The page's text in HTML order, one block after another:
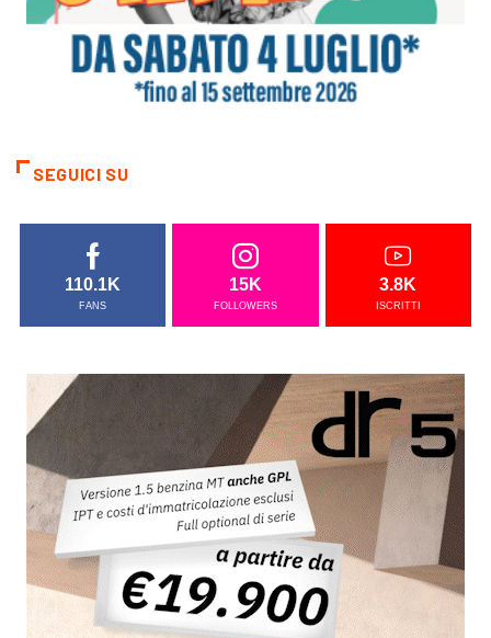
SEGUICI SU
110.1K
FANS
15K
FOLLOWERS
3.8K
ISCRITTI